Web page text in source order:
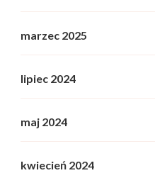
marzec 2025
lipiec 2024
maj 2024
kwiecień 2024